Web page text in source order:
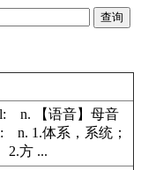
n. 【语音】母音
n. 1.体系，系统；
2.方 ...